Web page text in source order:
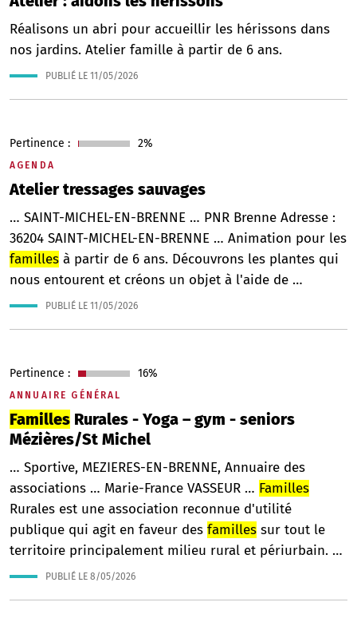
Réalisons un abri pour accueillir les hérissons dans
nos jardins. Atelier famille à partir de 6 ans.
PUBLIÉ LE 11/05/2026
AGENDA
Atelier tressages sauvages
Pertinence : 2%
… SAINT-MICHEL-EN-BRENNE … PNR Brenne Adresse :
36204 SAINT-MICHEL-EN-BRENNE … Animation pour les
familles à partir de 6 ans. Découvrons les plantes qui
nous entourent et créons un objet à l'aide de …
PUBLIÉ LE 11/05/2026
ANNUAIRE GÉNÉRAL
Familles Rurales - Yoga – gym - seniors
Mézières/St Michel
Pertinence : 16%
… Sportive, MEZIERES-EN-BRENNE, Annuaire des
associations … Marie-France VASSEUR … Familles
Rurales est une association reconnue d'utilité
publique qui agit en faveur des familles sur tout le
territoire principalement milieu rural et périurbain. …
PUBLIÉ LE 8/05/2026